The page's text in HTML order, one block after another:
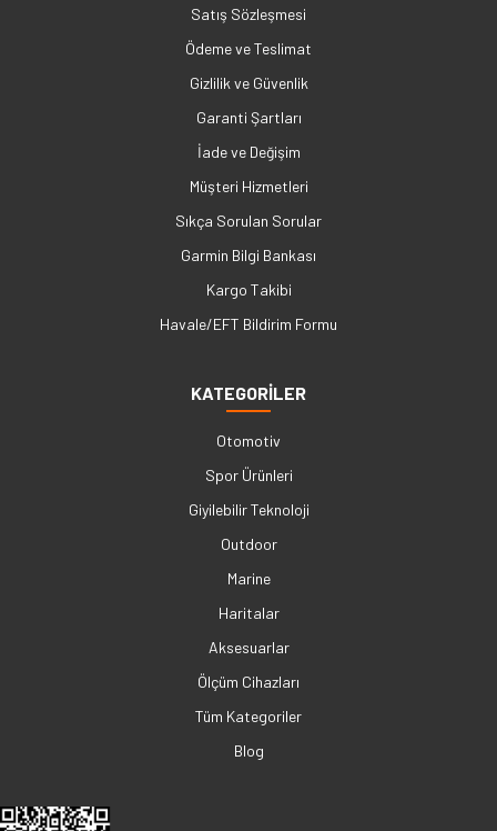
Satış Sözleşmesi
Ödeme ve Teslimat
Gizlilik ve Güvenlik
Garanti Şartları
İade ve Değişim
Müşteri Hizmetleri
Sıkça Sorulan Sorular
Garmin Bilgi Bankası
Kargo Takibi
Havale/EFT Bildirim Formu
KATEGORİLER
Otomotiv
Spor Ürünleri
Giyilebilir Teknoloji
Outdoor
Marine
Haritalar
Aksesuarlar
Ölçüm Cihazları
Tüm Kategoriler
Blog